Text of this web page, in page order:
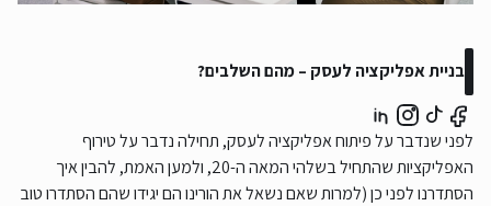
בניית אפליקציה לעסק – מהם השלבים?
לפני שנדבר על פיתוח אפליקציה לעסק, תחילה נדבר על טירוף
האפליקציות שהתחיל בשלהי המאה ה-20, ולמען האמת, להבין איך
הסתדרנו לפני כן (למרות שאם נשאל את הורינו הם יגידו שהם הסתדרו טוב